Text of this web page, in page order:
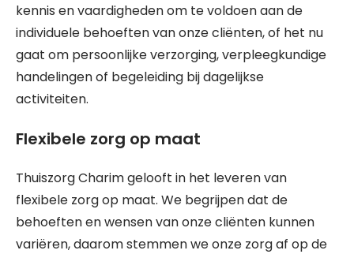
kennis en vaardigheden om te voldoen aan de
individuele behoeften van onze cliënten, of het nu
gaat om persoonlijke verzorging, verpleegkundige
handelingen of begeleiding bij dagelijkse
activiteiten.
Flexibele zorg op maat
Thuiszorg Charim gelooft in het leveren van
flexibele zorg op maat. We begrijpen dat de
behoeften en wensen van onze cliënten kunnen
variëren, daarom stemmen we onze zorg af op de